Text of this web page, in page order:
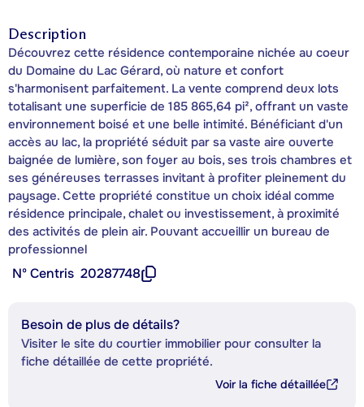
Description
Découvrez cette résidence contemporaine nichée au coeur
du Domaine du Lac Gérard, où nature et confort
s'harmonisent parfaitement. La vente comprend deux lots
totalisant une superficie de 185 865,64 pi², offrant un vaste
environnement boisé et une belle intimité. Bénéficiant d'un
accès au lac, la propriété séduit par sa vaste aire ouverte
baignée de lumière, son foyer au bois, ses trois chambres et
ses généreuses terrasses invitant à profiter pleinement du
paysage. Cette propriété constitue un choix idéal comme
résidence principale, chalet ou investissement, à proximité
des activités de plein air. Pouvant accueillir un bureau de
professionnel
Nº Centris 20287748
Besoin de plus de détails?
Visiter le site du courtier immobilier pour consulter la
fiche détaillée de cette propriété.
Voir la fiche détaillée